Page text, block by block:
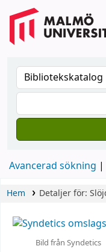
Avancerad sökning
Hem Detaljer för:
Bild från Syndetics